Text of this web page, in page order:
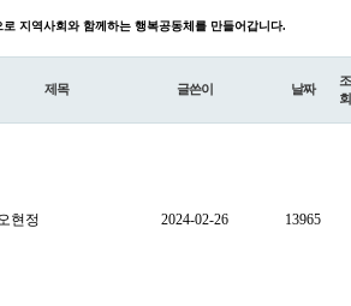
로 지역사회와 함께하는 행복공동체를 만들어갑니다.
제목 글쓴이 날짜
조
회
현정 2024-02-26 13965